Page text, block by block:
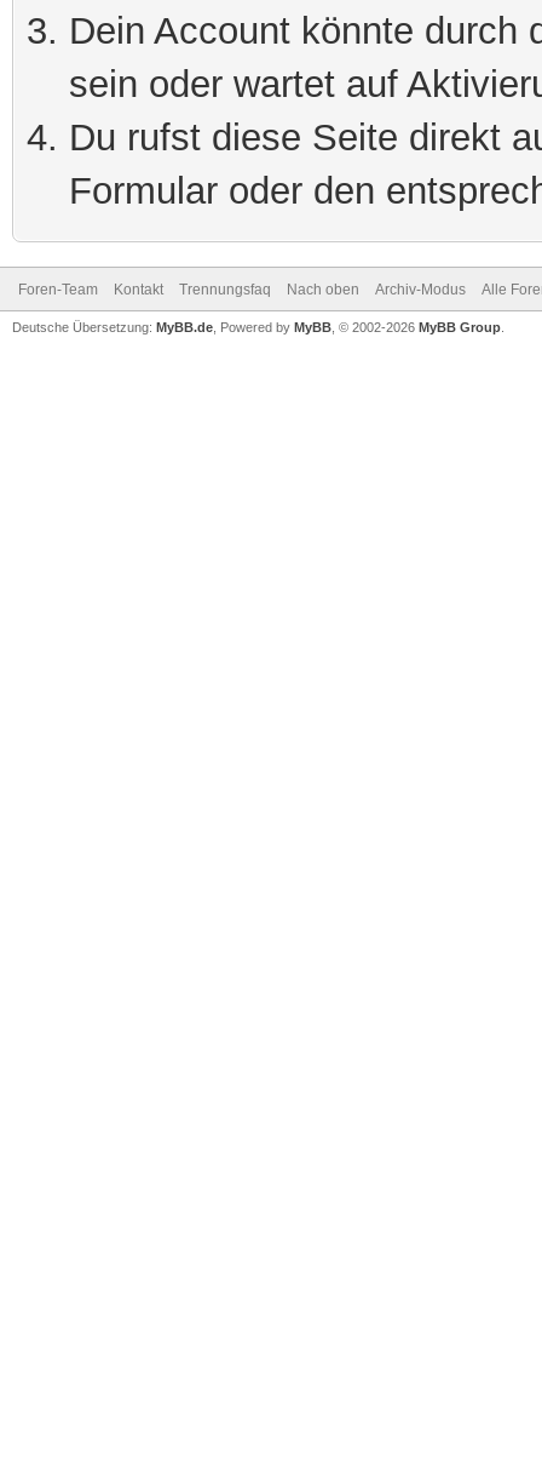
Dein Account könnte durch
sein oder wartet auf
Du rufst diese Seite direkt
Formular oder den
Foren-Team Kontakt Trennungsfaq Nach oben Archiv-Modus Alle
Deutsche Übersetzung: MyBB.de , Powered by MyBB , © 2002-2026 MyBB Group